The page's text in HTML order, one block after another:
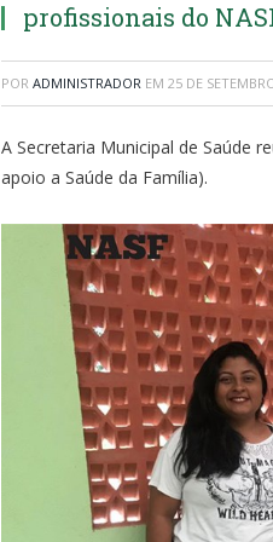
profissionais do
POR ADMINISTRADOR EM 25 DE
A Secretaria Municipal de Saúde
apoio a Saúde da Família).